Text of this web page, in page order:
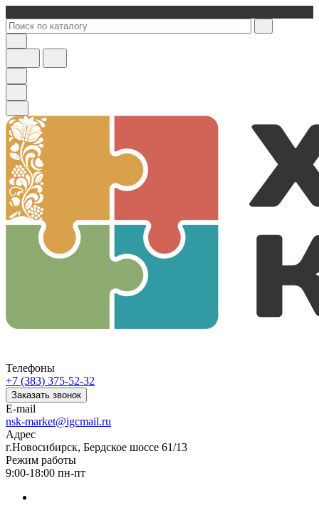
Телефоны
+7 (383) 375-52-32
Заказать звонок
E-mail
nsk-market@igcmail.ru
Адрес
г.Новосибирск, Бердское шоссе 61/13
Режим работы
9:00-18:00 пн-пт